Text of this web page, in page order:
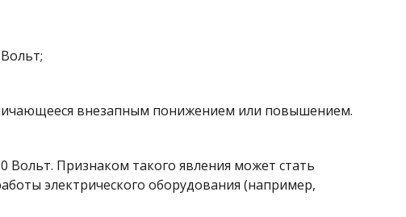
внезапным понижением или повышением.
Вольт. Признаком такого явления может стать
электрического оборудования (например,